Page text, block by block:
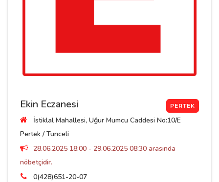
Ekin Eczanesi PERTEK
İstiklal Mahallesi, Uğur Mumcu Caddesi No:10/E
Pertek / Tunceli
28.06.2025 18:00 - 29.06.2025 08:30 arasında
nöbetçidir.
0(428)651-20-07